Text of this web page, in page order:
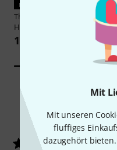
Mit
Mit unseren
fluffiges
dazugehört
PASST GARANTIERT
Thomann
Cover Harley
HB-10G
18,90 €
1947
4.1/ 5